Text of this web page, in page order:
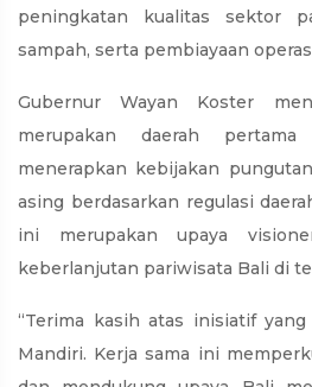
peningkatan kualitas sektor
sampah, serta pembiayaan
Gubernur Wayan Koster
merupakan daerah
menerapkan kebijakan
asing berdasarkan regulasi
ini merupakan upaya
keberlanjutan pariwisata Bali di
“Terima kasih atas inisiatif
Mandiri. Kerja sama ini